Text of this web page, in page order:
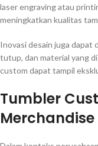
laser engraving atau
meningkatkan kualitas
Inovasi desain juga dapat
tutup, dan material yang
custom dapat tampil
Tumbler